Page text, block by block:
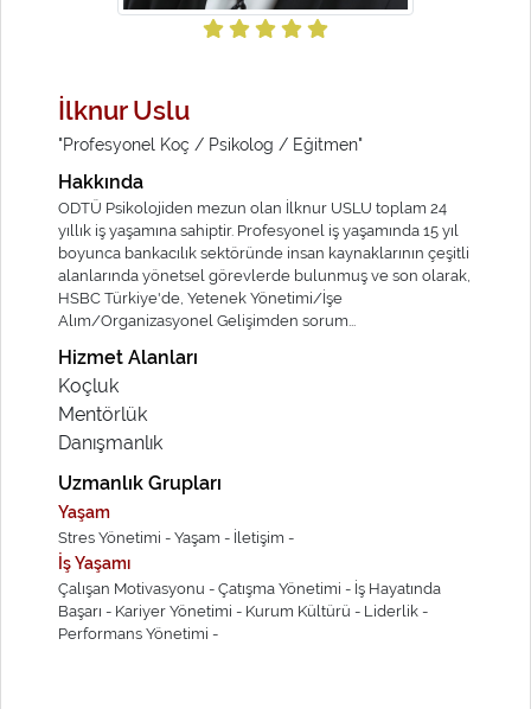
İlknur Uslu
"Profesyonel Koç / Psikolog / Eğitmen"
Hakkında
ODTÜ Psikolojiden mezun olan İlknur USLU toplam 24
yıllık iş yaşamına sahiptir. Profesyonel iş yaşamında 15 yıl
boyunca bankacılık sektöründe insan kaynaklarının çeşitli
alanlarında yönetsel görevlerde bulunmuş ve son olarak,
HSBC Türkiye'de, Yetenek Yönetimi/İşe
Alım/Organizasyonel Gelişimden sorum...
Hizmet Alanları
Koçluk
Mentörlük
Danışmanlık
Uzmanlık Grupları
Yaşam
Stres Yönetimi - Yaşam - İletişim -
İş Yaşamı
Çalışan Motivasyonu - Çatışma Yönetimi - İş Hayatında
Başarı - Kariyer Yönetimi - Kurum Kültürü - Liderlik -
Performans Yönetimi -